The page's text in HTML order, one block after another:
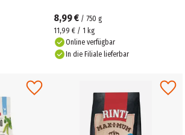
8,99 € / 750 g
11,99 € / 1 kg
Online verfügbar
In die Filiale lieferbar